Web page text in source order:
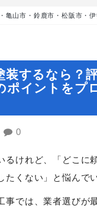
亀山市・鈴鹿市・松阪市・
装するなら？
ポイントをプ
0
るけれど、「どこに
たくない」と悩んで
事では、業者選びが